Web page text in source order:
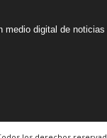
medio digital de